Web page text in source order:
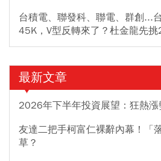
台積電、聯發科、聯電、群創...
45K，V型反轉來了？杜金龍先挑
最新文章
2026年下半年投資展望：狂熱
友達二把手柯富仁裸辭內幕！「
草？